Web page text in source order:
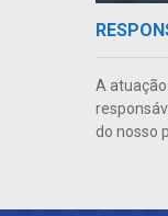
A
do nosso